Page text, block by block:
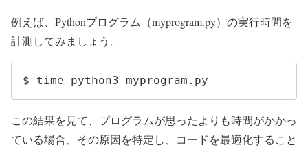
例えば、Pythonプログラム（myprogram.py）の実行時間を
計測してみましょう。
$ time python3 myprogram.py
この結果を見て、プログラムが思ったよりも時間がかかっ
ている場合、その原因を特定し、コードを最適化すること